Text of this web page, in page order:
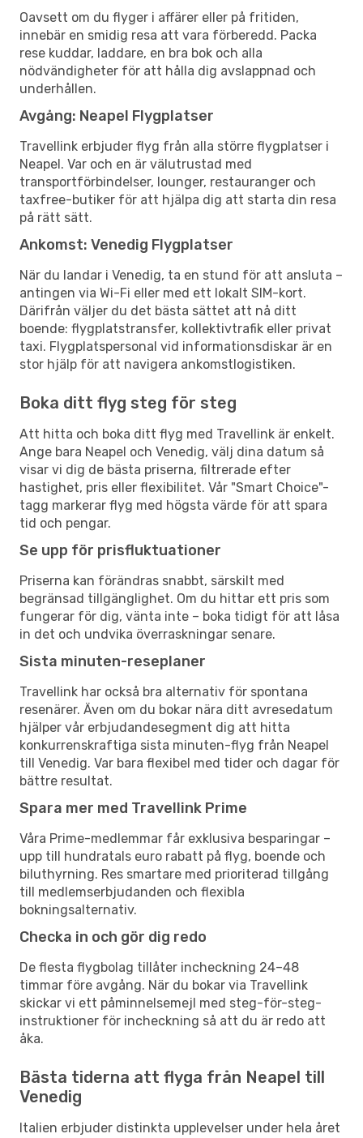
Oavsett om du flyger i affärer eller på fritiden,
innebär en smidig resa att vara förberedd. Packa
rese kuddar, laddare, en bra bok och alla
nödvändigheter för att hålla dig avslappnad och
underhållen.
Avgång: Neapel Flygplatser
Travellink erbjuder flyg från alla större flygplatser i
Neapel. Var och en är välutrustad med
transportförbindelser, lounger, restauranger och
taxfree-butiker för att hjälpa dig att starta din resa
på rätt sätt.
Ankomst: Venedig Flygplatser
När du landar i Venedig, ta en stund för att ansluta –
antingen via Wi-Fi eller med ett lokalt SIM-kort.
Därifrån väljer du det bästa sättet att nå ditt
boende: flygplatstransfer, kollektivtrafik eller privat
taxi. Flygplatspersonal vid informationsdiskar är en
stor hjälp för att navigera ankomstlogistiken.
Boka ditt flyg steg för steg
Att hitta och boka ditt flyg med Travellink är enkelt.
Ange bara Neapel och Venedig, välj dina datum så
visar vi dig de bästa priserna, filtrerade efter
hastighet, pris eller flexibilitet. Vår "Smart Choice"-
tagg markerar flyg med högsta värde för att spara
tid och pengar.
Se upp för prisfluktuationer
Priserna kan förändras snabbt, särskilt med
begränsad tillgänglighet. Om du hittar ett pris som
fungerar för dig, vänta inte – boka tidigt för att låsa
in det och undvika överraskningar senare.
Sista minuten-reseplaner
Travellink har också bra alternativ för spontana
resenärer. Även om du bokar nära ditt avresedatum
hjälper vår erbjudandesegment dig att hitta
konkurrenskraftiga sista minuten-flyg från Neapel
till Venedig. Var bara flexibel med tider och dagar för
bättre resultat.
Spara mer med Travellink Prime
Våra Prime-medlemmar får exklusiva besparingar –
upp till hundratals euro rabatt på flyg, boende och
biluthyrning. Res smartare med prioriterad tillgång
till medlemserbjudanden och flexibla
bokningsalternativ.
Checka in och gör dig redo
De flesta flygbolag tillåter incheckning 24–48
timmar före avgång. När du bokar via Travellink
skickar vi ett påminnelsemejl med steg-för-steg-
instruktioner för incheckning så att du är redo att
åka.
Bästa tiderna att flyga från Neapel till
Venedig
Italien erbjuder distinkta upplevelser under hela året